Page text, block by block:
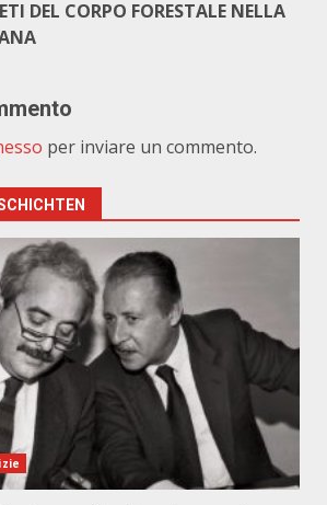
DEL CORPO FORESTALE NELLA
per inviare un commento.